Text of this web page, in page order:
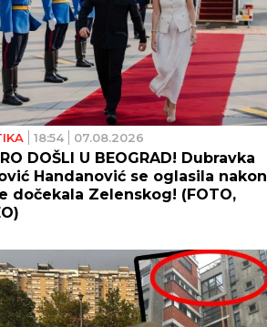
18:54 07.08.2026
DOŠLI U BEOGRAD! Dubravka
Handanović se oglasila nakon
dočekala Zelenskog! (FOTO,